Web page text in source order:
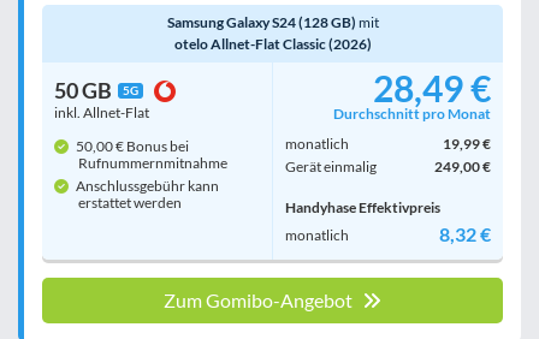
Samsung Galaxy S24 (128 GB) mit
otelo Allnet-Flat Classic (2026)
50 GB 5G
inkl. Allnet-Flat
50,00 € Bonus bei
Rufnummern­mitnahme
Anschlussgebühr kann
erstattet werden
28,49 €
Durchschnitt pro Monat
monatlich
19,99 €
Gerät einmalig
249,00 €
Handyhase Effektivpreis
monatlich
8,32 €
Zum Gomibo-Angebot